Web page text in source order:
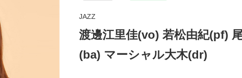
JAZZ
渡邊江里佳(vo) 若松由紀(pf)
(ba) マーシャル大木(dr)